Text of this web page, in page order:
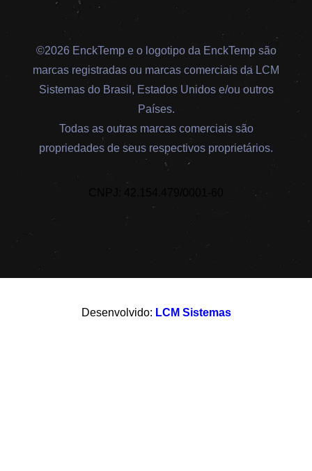
©2026 EnckTemp e o logotipo da EnckTemp são
marcas registradas ou marcas comerciais da LCM
Sistemas do Brasil, Estados Unidos e/ou outros
Países.
Todas as outras marcas comerciais são
propriedades de seus respectivos proprietários.
CNPJ: 42.154.479/0001-60
Desenvolvido: LCM Sistemas